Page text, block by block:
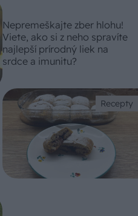
Nepremeškajte zber hlohu!
Viete, ako si z neho spravíte
najlepší prírodný liek na
srdce a imunitu?
Recepty